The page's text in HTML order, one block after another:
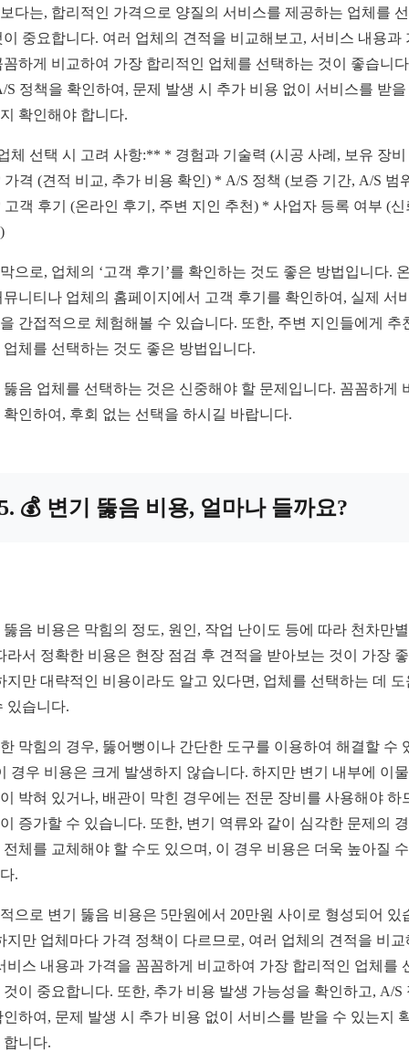
다는, 합리적인 가격으로 양질의 서비스를 제공하는 업체를
이 중요합니다. 여러 업체의 견적을 비교해보고, 서비스 내용과
꼼하게 비교하여 가장 합리적인 업체를 선택하는 것이 좋습니
S 정책을 확인하여, 문제 발생 시 추가 비용 없이 서비스를 받을
확인해야 합니다.
체 선택 시 고려 사항:** * 경험과 기술력 (시공 사례, 보유 장비
가격 (견적 비교, 추가 비용 확인) * A/S 정책 (보증 기간, A/S 범
고객 후기 (온라인 후기, 주변 지인 추천) * 사업자 등록 여부 (신
으로, 업체의 ‘고객 후기’를 확인하는 것도 좋은 방법입니다.
뮤니티나 업체의 홈페이지에서 고객 후기를 확인하여, 실제 서
간접적으로 체험해볼 수 있습니다. 또한, 주변 지인들에게 추
업체를 선택하는 것도 좋은 방법입니다.
뚫음 업체를 선택하는 것은 신중해야 할 문제입니다. 꼼꼼하게
확인하여, 후회 없는 선택을 하시길 바랍니다.
💰 변기 뚫음 비용, 얼마나 들까요?
뚫음 비용은 막힘의 정도, 원인, 작업 난이도 등에 따라 천차만
라서 정확한 비용은 현장 점검 후 견적을 받아보는 것이 가장
지만 대략적인 비용이라도 알고 있다면, 업체를 선택하는 데 도
있습니다.
막힘의 경우, 뚫어뻥이나 간단한 도구를 이용하여 해결할 수
경우 비용은 크게 발생하지 않습니다. 하지만 변기 내부에 이
박혀 있거나, 배관이 막힌 경우에는 전문 장비를 사용해야 하
증가할 수 있습니다. 또한, 변기 역류와 같이 심각한 문제의
전체를 교체해야 할 수도 있으며, 이 경우 비용은 더욱 높아질
.
으로 변기 뚫음 비용은 5만원에서 20만원 사이로 형성되어 있
지만 업체마다 가격 정책이 다르므로, 여러 업체의 견적을 비교
비스 내용과 가격을 꼼꼼하게 비교하여 가장 합리적인 업체를
것이 중요합니다. 또한, 추가 비용 발생 가능성을 확인하고, A/S
인하여, 문제 발생 시 추가 비용 없이 서비스를 받을 수 있는지
합니다.